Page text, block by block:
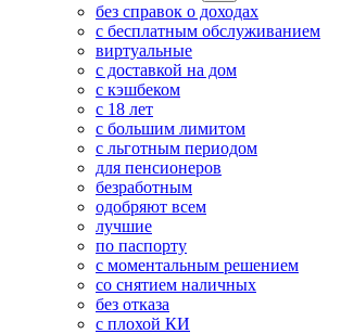
без справок о доходах
с бесплатным обслуживанием
виртуальные
с доставкой на дом
с кэшбеком
с 18 лет
с большим лимитом
с льготным периодом
для пенсионеров
безработным
одобряют всем
лучшие
по паспорту
с моментальным решением
со снятием наличных
без отказа
с плохой КИ